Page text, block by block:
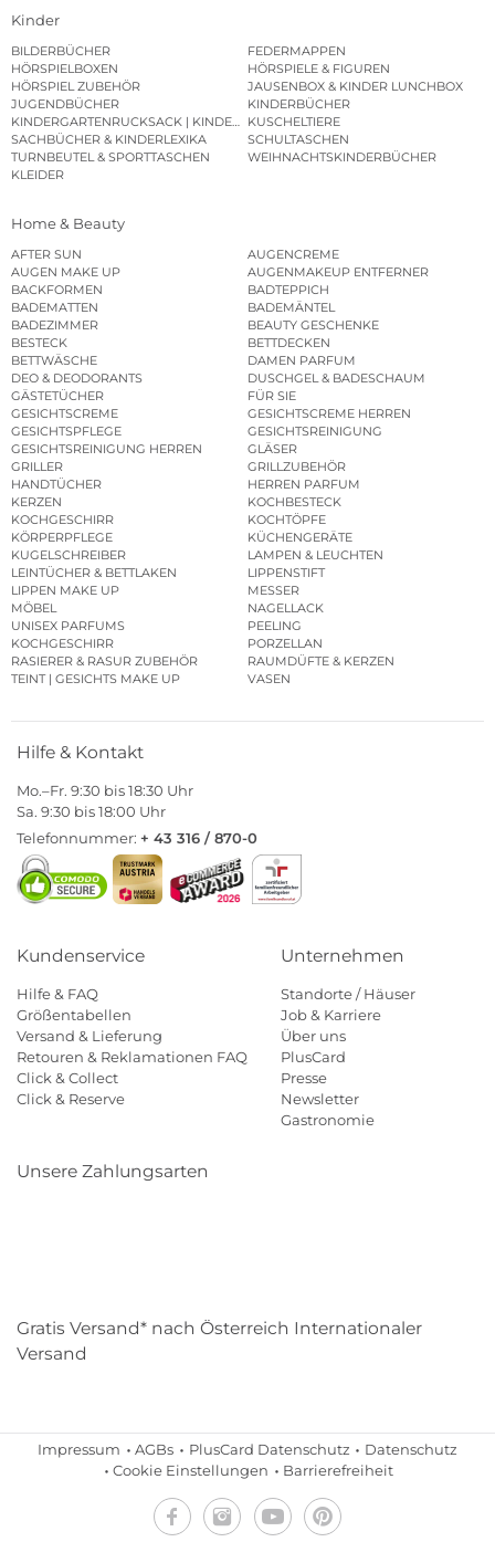
Kinder
BILDERBÜCHER
FEDERMAPPEN
HÖRSPIELBOXEN
HÖRSPIELE & FIGUREN
HÖRSPIEL ZUBEHÖR
JAUSENBOX & KINDER LUNCHBOX
JUGENDBÜCHER
KINDERBÜCHER
KINDERGARTENRUCKSACK | KINDERGARTENBEUTEL
KUSCHELTIERE
SACHBÜCHER & KINDERLEXIKA
SCHULTASCHEN
TURNBEUTEL & SPORTTASCHEN
WEIHNACHTSKINDERBÜCHER
KLEIDER
Home & Beauty
AFTER SUN
AUGENCREME
AUGEN MAKE UP
AUGENMAKEUP ENTFERNER
BACKFORMEN
BADTEPPICH
BADEMATTEN
BADEMÄNTEL
BADEZIMMER
BEAUTY GESCHENKE
BESTECK
BETTDECKEN
BETTWÄSCHE
DAMEN PARFUM
DEO & DEODORANTS
DUSCHGEL & BADESCHAUM
GÄSTETÜCHER
FÜR SIE
GESICHTSCREME
GESICHTSCREME HERREN
GESICHTSPFLEGE
GESICHTSREINIGUNG
GESICHTSREINIGUNG HERREN
GLÄSER
GRILLER
GRILLZUBEHÖR
HANDTÜCHER
HERREN PARFUM
KERZEN
KOCHBESTECK
KOCHGESCHIRR
KOCHTÖPFE
KÖRPERPFLEGE
KÜCHENGERÄTE
KUGELSCHREIBER
LAMPEN & LEUCHTEN
LEINTÜCHER & BETTLAKEN
LIPPENSTIFT
LIPPEN MAKE UP
MESSER
MÖBEL
NAGELLACK
UNISEX PARFUMS
PEELING
KOCHGESCHIRR
PORZELLAN
RASIERER & RASUR ZUBEHÖR
RAUMDÜFTE & KERZEN
TEINT | GESICHTS MAKE UP
VASEN
Hilfe & Kontakt
Mo.–Fr. 9:30 bis 18:30 Uhr
Sa. 9:30 bis 18:00 Uhr
Telefonnummer: + 43 316 / 870-0
Kundenservice
Hilfe & FAQ
Größentabellen
Versand & Lieferung
Retouren & Reklamationen FAQ
Click & Collect
Click & Reserve
Unternehmen
Standorte / Häuser
Job & Karriere
Über uns
PlusCard
Presse
Newsletter
Gastronomie
Unsere Zahlungsarten
Gratis Versand* nach Österreich Internationaler
Versand
Impressum AGBs PlusCard Datenschutz
Datenschutz
Cookie Einstellungen
Barrierefreiheit